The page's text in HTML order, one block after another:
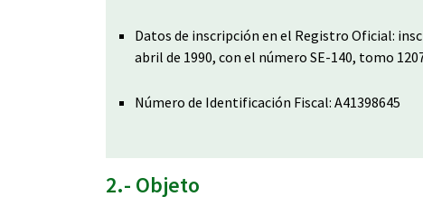
Datos de inscripción en el Registro Oficial:
abril de 1990, con el número SE-140, tomo
Número de Identificación Fiscal: A41398645
2.- Objeto